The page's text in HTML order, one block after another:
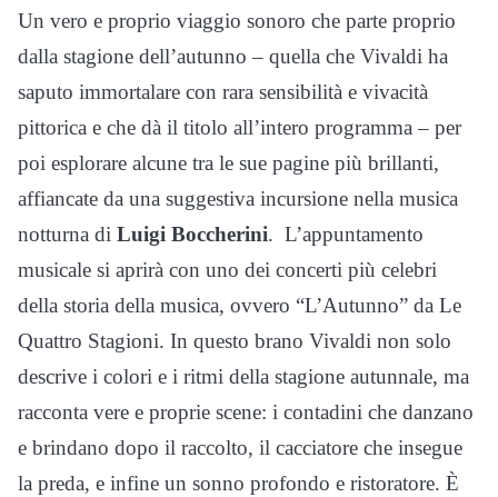
Un vero e proprio viaggio sonoro che parte proprio
dalla stagione dell’autunno – quella che Vivaldi ha
saputo immortalare con rara sensibilità e vivacità
pittorica e che dà il titolo all’intero programma – per
poi esplorare alcune tra le sue pagine più brillanti,
affiancate da una suggestiva incursione nella musica
notturna di Luigi Boccherini. L’appuntamento
musicale si aprirà con uno dei concerti più celebri
della storia della musica, ovvero “L’Autunno” da Le
Quattro Stagioni. In questo brano Vivaldi non solo
descrive i colori e i ritmi della stagione autunnale, ma
racconta vere e proprie scene: i contadini che danzano
e brindano dopo il raccolto, il cacciatore che insegue
la preda, e infine un sonno profondo e ristoratore. È